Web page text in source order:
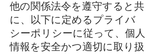
他の関係法令を遵守すると共
に、以下に定めるプライバ
シーポリシーに従って、個人
情報を安全かつ適切に取り扱